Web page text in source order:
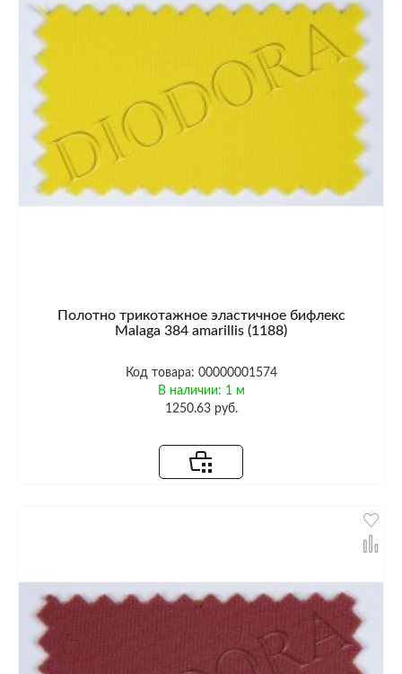
Полотно трикотажное эластичное бифлекс
Malaga 384 amarillis (1188)
Код товара: 00000001574
В наличии: 1 м
1250.63 руб.